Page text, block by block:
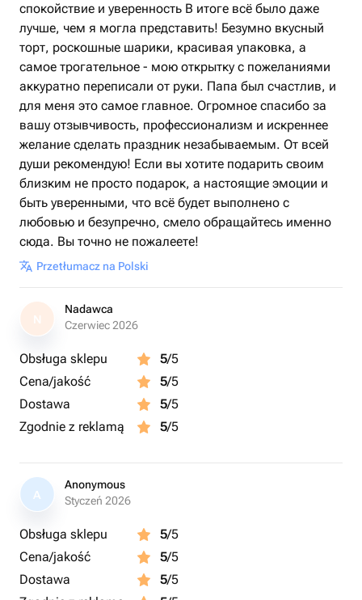
спокойствие и уверенность В итоге всё было даже
лучше, чем я могла представить! Безумно вкусный
торт, роскошные шарики, красивая упаковка, а
самое трогательное - мою открытку с пожеланиями
аккуратно переписали от руки. Папа был счастлив, и
для меня это самое главное. Огромное спасибо за
вашу отзывчивость, профессионализм и искреннее
желание сделать праздник незабываемым. От всей
души рекомендую! Если вы хотите подарить своим
близким не просто подарок, а настоящие эмоции и
быть уверенными, что всё будет выполнено с
любовью и безупречно, смело обращайтесь именно
сюда. Вы точно не пожалеете!
Przetłumacz na Polski
N
Nadawca
Czerwiec 2026
Obsługa sklepu 5/5
Cena/jakość
5/5
Dostawa
5/5
Zgodnie z reklamą
5/5
A
Anonymous
Styczeń 2026
Obsługa sklepu 5/5
Cena/jakość
5/5
Dostawa
5/5